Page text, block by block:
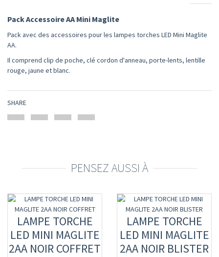
Pack Accessoire AA Mini Maglite
Pack avec des accessoires pour les lampes torches LED Mini Maglite
AA.
Il comprend clip de poche, clé cordon d'anneau, porte-lents, lentille
rouge, jaune et blanc.
SHARE
PENSEZ AUSSI À
LAMPE TORCHE
LED MINI MAGLITE
2AA NOIR COFFRET
LAMPE TORCHE
LED MINI MAGLITE
2AA NOIR BLISTER